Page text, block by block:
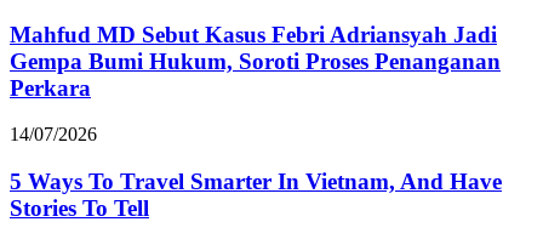
Mahfud MD Sebut Kasus Febri Adriansyah Jadi
Gempa Bumi Hukum, Soroti Proses Penanganan
Perkara
14/07/2026
5 Ways To Travel Smarter In Vietnam, And Have
Stories To Tell